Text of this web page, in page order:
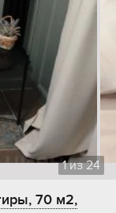
1из24
70 м2,